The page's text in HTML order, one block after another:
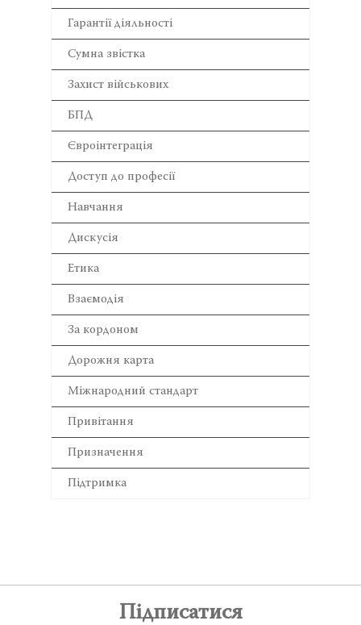
Гарантії діяльності
Сумна звістка
Захист військових
БПД
Євроінтеграція
Доступ до професії
Навчання
Дискусія
Етика
Взаємодія
За кордоном
Дорожня карта
Міжнародний стандарт
Привітання
Призначення
Підтримка
Підписатися